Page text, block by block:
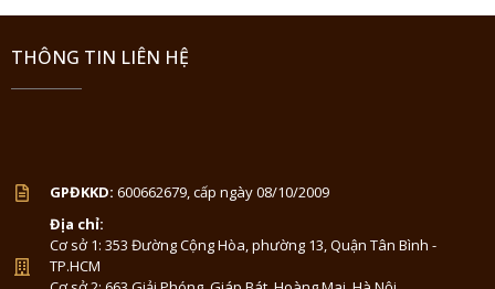
THÔNG TIN LIÊN HỆ
GPĐKKD: 600662679, cấp ngày 08/10/2009
Địa chỉ:
Cơ sở 1: 353 Đường Cộng Hòa, phường 13, Quận Tân Bình -
TP.HCM